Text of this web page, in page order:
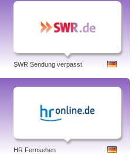
SWR Sendung verpasst
HR Fernsehen